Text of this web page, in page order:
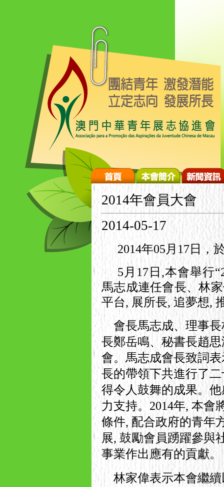
2014年會員大會
2014-05-17
2014年05月17日，
5月17日,本會舉行
馬志成連任會長、林
平台, 展所長, 追夢想,
會長馬志成、理事長
長鄭岳鳴、秘書長趙
會。馬志成會長致詞
長的帶領下共進行了
得令人鼓舞的成果。
力支持。2014年, 本會
條件, 配合政府的青年
展, 鼓勵會員踴躍參與
事業作出應有的貢獻。
林家偉表示本會繼續